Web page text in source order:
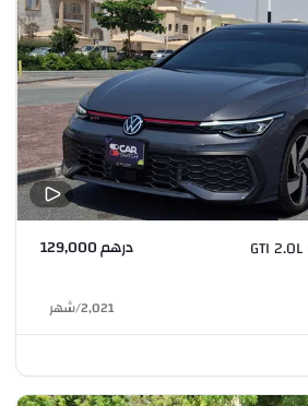
درهم 129,000
2,021
/شهر